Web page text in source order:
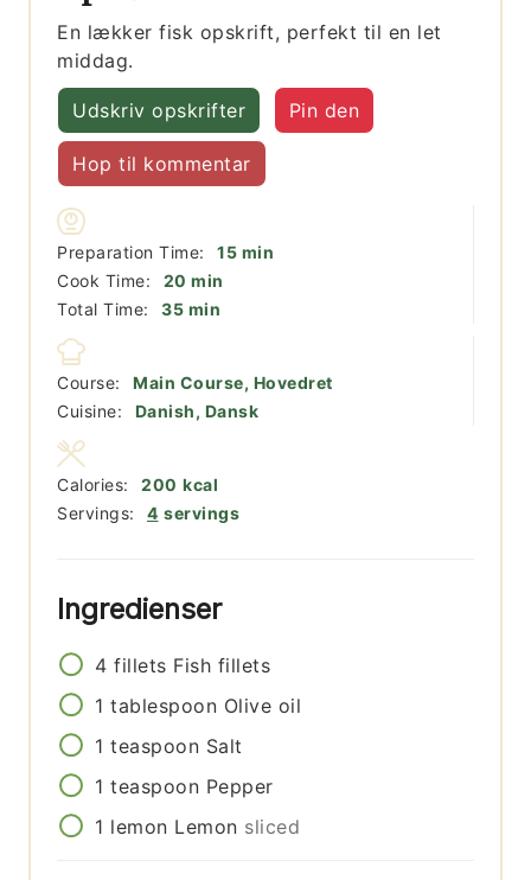
En lækker fisk opskrift, perfekt til en let
middag.
Udskriv opskrifter Pin den
Hop til kommentar
Preparation Time: 15minutter
min
Cook Time:
20 minutter
min
Total Time:
35minutter
min
Course:
Main Course, Hovedret
Cuisine:
Danish, Dansk
Servings: 4 servings
Calories: 200 kcal
Ingredienser
4 fillets Fish fillets
1 tablespoon Olive oil
1 teaspoon Salt
1 teaspoon Pepper
1 lemon Lemon sliced